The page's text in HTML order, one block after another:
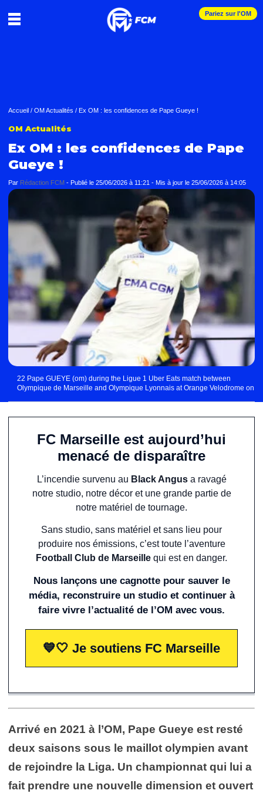
Pariez sur l'OM
Accueil / OM Actualités / Ex OM : les confidences de Pape Gueye !
OM Actualités
Ex OM : les confidences de Pape
Gueye !
Par Rédaction FCM - Publié le 25/06/2026 à 11:21 - Mis à jour le 25/06/2026 à 14:05
22 Pape GUEYE (om) during the Ligue 1 Uber Eats match between
Olympique de Marseille and Olympique Lyonnais at Orange Velodrome on
FC Marseille est aujourd’hui
menacé de disparaître
L’incendie survenu au Black Angusa ravagé
notre studio, notre décor et une grande partie de
notre matériel de tournage.
Sans studio, sans matériel et sans lieu pour
produire nos émissions, c’est toute l’aventure
Football Club de Marseille qui est en danger.
Nous lançons une cagnotte pour sauver le
média, reconstruire un studio et continuer à
faire vivre l’actualité de l’OM avec vous.
💙🤍 Je soutiens FC Marseille
Arrivé en 2021 à l’OM, Pape Gueye est resté
deux saisons sous le maillot olympien avant
de rejoindre la Liga. Un championnat qui lui a
fait prendre une nouvelle dimension et ouvert